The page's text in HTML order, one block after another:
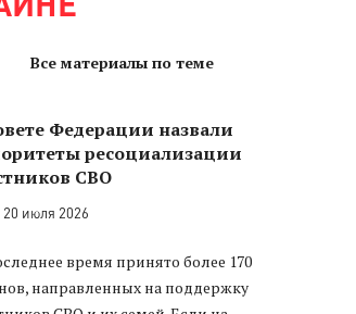
Все материалы по теме
Федерации назвали
ресоциализации
СВО
20 июля 2026
время принято более 170
направленных на поддержку